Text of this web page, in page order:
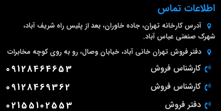
اطلاعات تماس
آدرس کارخانه تهران، جاده خاوران، بعد از پلیس راه شریف آباد،
شهرک صنعتی عباس آباد.
دفتر فروش تهران خانی آباد، خیابان وصال، رو به روی کوچه مخابرات
کارشناس فروش 09128464653
کارشناس فروش 09128469362
دفتر فروش 02155102553